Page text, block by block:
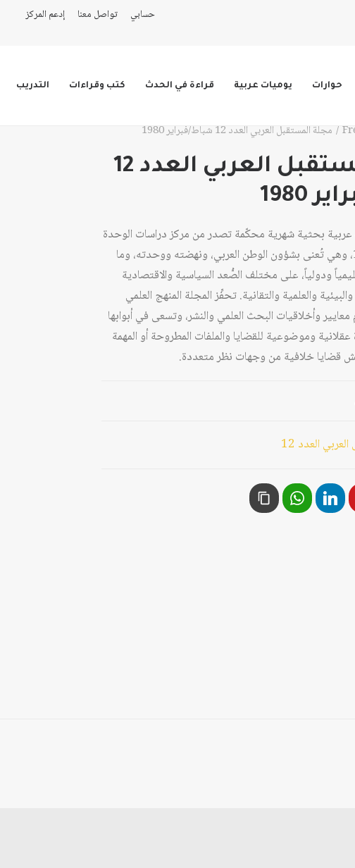
حسابي تواصل معنا إدعم المركز
حوارات يوميات عربية قراءة في الحدث كتب وقراءات التدريب
مجلة المستقبل العربي العدد 12 شباط/فبراير 1980
مجلة المستقبل العربي العدد 12
1980
عربية بحثية شهرية محكّمة تصدر من مركز دراسات الوحدة
العربية منذ عام 1978، وهي تُعنى بشؤون الوطن العربي، ونهضته ووحدته، وما
ودولياً، على مختلف الصُّعد السياسية والاقتصادية
والعلمية والتقانية. تحفِّز المجلة المنهج العلمي
وأخلاقيات البحث العلمي والنشر، وتسعى في أبوابها
عقلانية وموضوعية للقضايا والملفات المطروحة أو المهمة
قضايا خلافية من وجهات نظر متعددة.
العدد 12